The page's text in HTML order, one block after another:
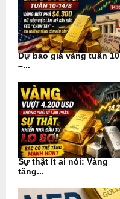
Dự báo giá vàng tuần 10
–...
Sự thật ít ai nói: Vàng
tăng...